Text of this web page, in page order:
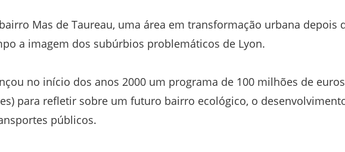
Mas de Taureau, uma área em transformação urbana depois
a imagem dos subúrbios problemáticos de Lyon.
no início dos anos 2000 um programa de 100 milhões de euros
para refletir sobre um futuro bairro ecológico, o
públicos.